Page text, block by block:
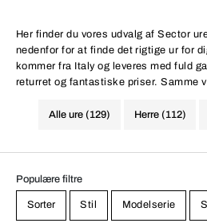
Her finder du vores udvalg af Sector
nedenfor for at finde det rigtige ur for
kommer fra Italy og leveres med fuld
returret og fantastiske priser. Samme
Alle ure (129) Herre (112)
Populære filtre
Sorter Stil Modelserie